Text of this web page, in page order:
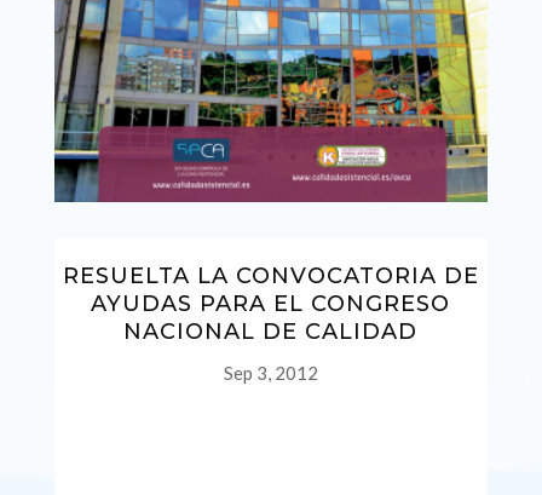
RESUELTA LA CONVOCATORIA DE
AYUDAS PARA EL CONGRESO
NACIONAL DE CALIDAD
Sep 3, 2012